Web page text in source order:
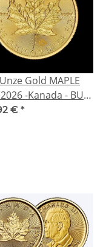
Gold MAPLE
2026 -Kanada - BU 5
€ *